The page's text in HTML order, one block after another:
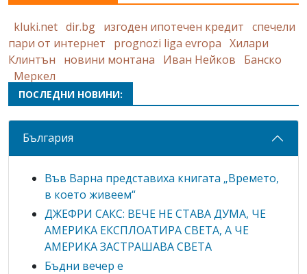
kluki.net dir.bg изгоден ипотечен кредит спечели
пари от интернет
prognozi liga evropa Хилари
Клинтън
новини монтана Иван Нейков
Банско
Меркел
ПОСЛЕДНИ НОВИНИ:
България
Във Варна представиха книгата „Времето,
в което живеем“
ДЖЕФРИ САКС: ВЕЧЕ НЕ СТАВА ДУМА, ЧЕ
АМЕРИКА ЕКСПЛОАТИРА СВЕТА, А ЧЕ
АМЕРИКА ЗАСТРАШАВА СВЕТА
Бъдни вечер е